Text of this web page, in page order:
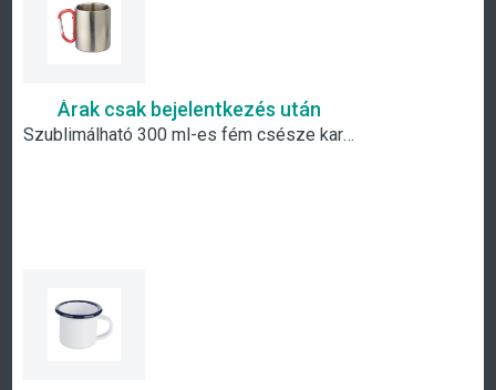
Árak csak bejelentkezés után
Szublimálható 300 ml-es fém csésze karabiner füllel